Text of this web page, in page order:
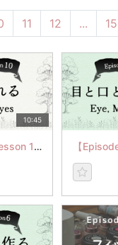
11 12 ... 15
10:45
【Episode 2・Lesson 10】目を入れる